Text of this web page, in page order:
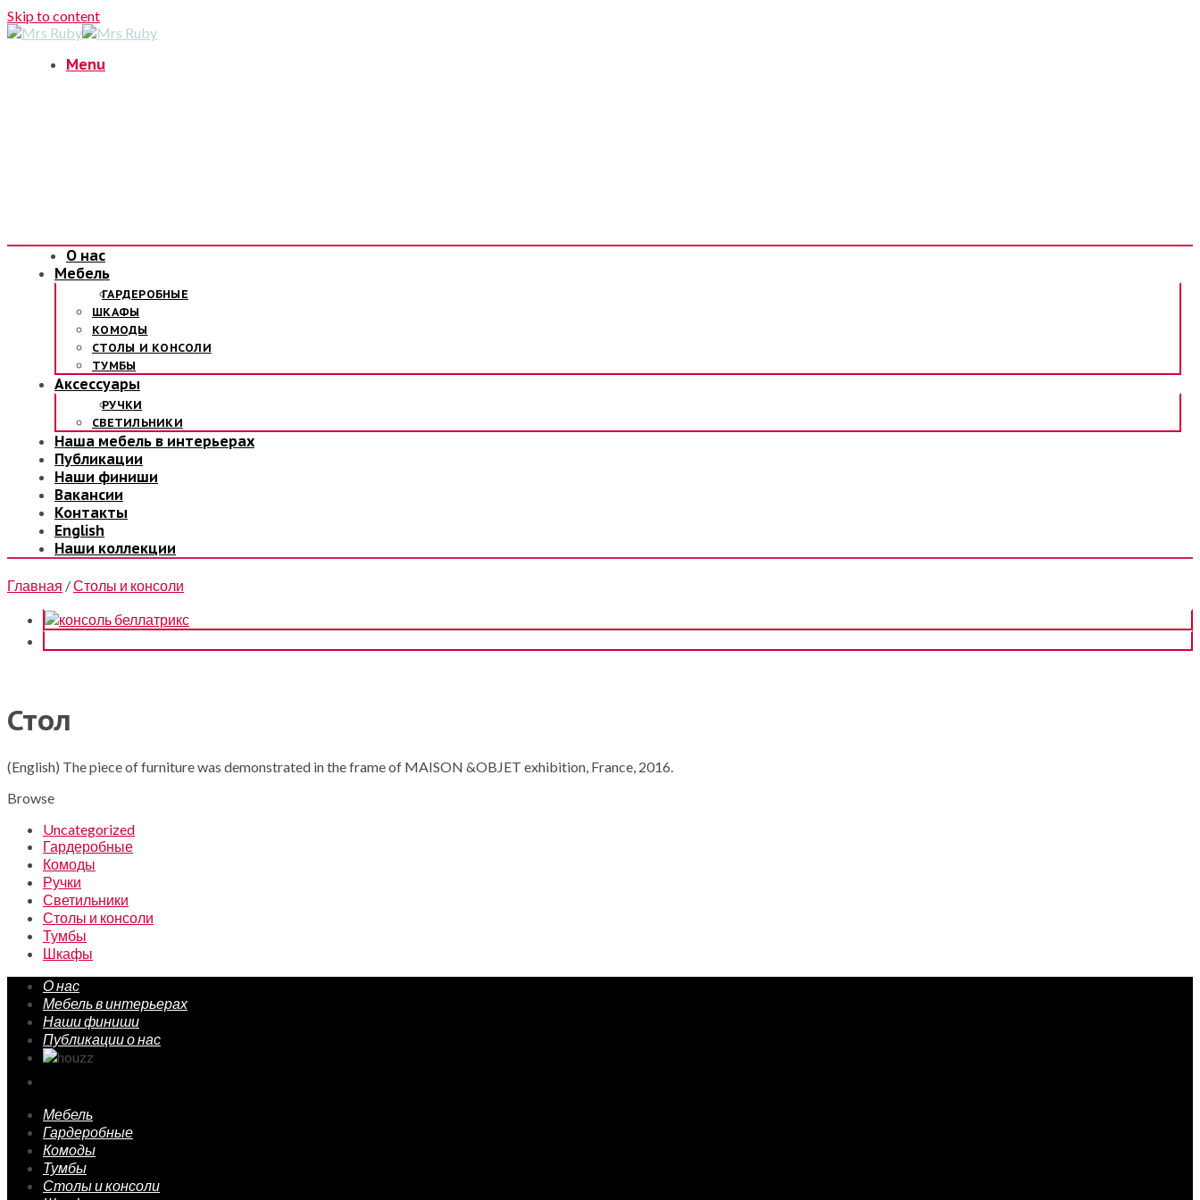
Skip to content
Menu
О нас
Мебель
ГАРДЕРОБНЫЕ
ШКАФЫ
КОМОДЫ
СТОЛЫ И КОНСОЛИ
ТУМБЫ
Аксессуары
РУЧКИ
СВЕТИЛЬНИКИ
Наша мебель в интерьерах
Публикации
Наши финиши
Вакансии
Контакты
English
Наши коллекции
Главная /Столы и консоли
Стол
(English) The piece of furniture was demonstrated in the frame of MAISON &OBJET exhibition, France, 2016.
Browse
Uncategorized
Гардеробные
Комоды
Ручки
Светильники
Столы и консоли
Тумбы
Шкафы
О нас
Мебель в интерьерах
Наши финиши
Публикации о нас
Мебель
Гардеробные
Комоды
Тумбы
Столы и консоли